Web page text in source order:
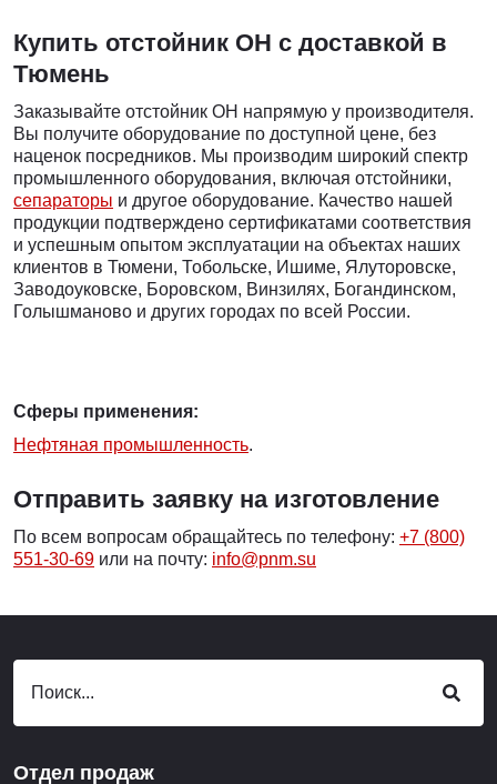
Купить отстойник ОН c доставкой в
Тюмень
Заказывайте отстойник ОН напрямую у производителя.
Вы получите оборудование по доступной цене, без
наценок посредников. Мы производим широкий спектр
промышленного оборудования, включая отстойники,
сепараторы и другое оборудование. Качество нашей
продукции подтверждено сертификатами соответствия
и успешным опытом эксплуатации на объектах наших
клиентов в Тюмени, Тобольске, Ишиме, Ялуторовске,
Заводоуковске, Боровском, Винзилях, Богандинском,
Голышманово и других городах по всей России.
Сферы применения:
Нефтяная промышленность.
Отправить заявку на изготовление
По всем вопросам обращайтесь по телефону: +7 (800)
551-30-69 или на почту: info@pnm.su
Отдел продаж